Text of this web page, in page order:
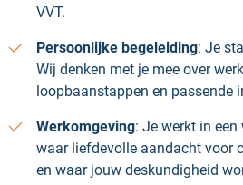
VVT.
Persoonlijke begeleiding: Je
Wij denken met je mee over
loopbaanstappen en passende
Werkomgeving: Je werkt in
waar liefdevolle aandacht voor
en waar jouw deskundigheid